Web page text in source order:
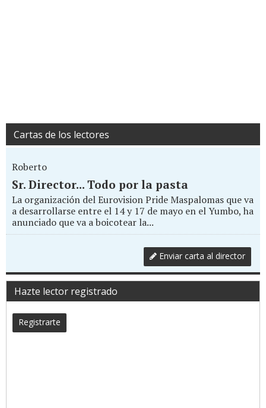
Cartas de los lectores
Roberto
Sr. Director... Todo por la pasta
La organización del Eurovision Pride Maspalomas que va
a desarrollarse entre el 14 y 17 de mayo en el Yumbo, ha
anunciado que va a boicotear la...
Enviar carta al director
Hazte lector registrado
Registrarte